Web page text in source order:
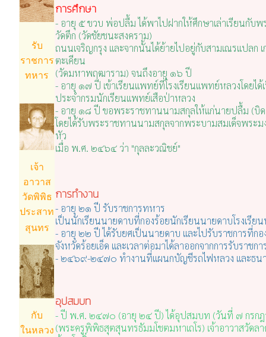
รับ
ราชการ
ทหาร
เจ้า
อาวาส
วัดพิพิธ
ประสาท
สุนทร
กับ
ในหลวง
การศึกษา
- อายุ ๕ ขวบ พ่อปลื้ม ได้พาไปฝากให้ศึกษาเล่าเรียนกับพ
วัดตึก (วัดชัยชนะสงคราม)
ถนนเจริญกรุง และจากนั้นได้ย้ายไปอยู่กับสามเณรแปลก
ตะเคียน
(วัดมหาพฤฒาราม) จนถึงอายุ ๑๖ ปี
- อายุ ๑๗ ปี เข้าเรียนแพทย์ที่โรงเรียนแพทย์หลวงโดยไ
ประจำกรมนักเรียนแพทย์เสือป่าหลวง
- อายุ ๑๘ ปี ขอพระราชทานนามสกุลให้แก่นายปลื้ม (บิ
โดยได้รับพระราชทานนามสกุลจากพระบามสมเด็จพระมง
หัว
เมื่อ พ.ศ. ๒๔๖๔ ว่า "กุลละวณิชย์"
การทำงาน
- อายุ ๒๑ ปี รับราชการทหาร
เป็นนักเรียนนายดาบที่กองร้อยนักเรียนนายดาบโรงเรีย
- อายุ ๒๒ ปี ได้รับยศเป็นนายดาบ และไปรับราชการที่
จังหวัดร้อยเอ็ด และเวลาต่อมาได้ลาออกจากการรับราชก
- ๒๔๖๙-๒๔๗๐ ทำงานที่แผนกบัญชีรถไฟหลวง และธนา
อุปสมบท
- ปี พ.ศ. ๒๔๗๐ (อายุ ๒๔ ปี) ได้อุปสมบท (วันที่ ๗ กรกฎ
(พระครูพิพิธสุตสุนทรธัมมโชตมหาเถโร) เจ้าอาวาสวัดลา